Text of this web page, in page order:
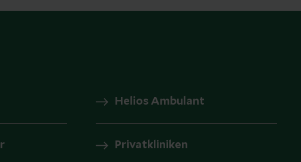
Helios Ambulant
Privatkliniken